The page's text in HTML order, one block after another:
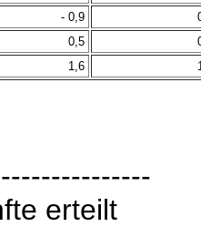
- 0,9
0,5
1,6
erteilt